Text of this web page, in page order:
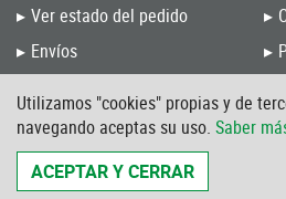
Utilizamos "cookies" propias y de
navegando aceptas su uso. Saber
ACEPTAR Y CERRAR
Ver estado del pedido
Envíos
Preguntas frecuentes
Blog de Unceta